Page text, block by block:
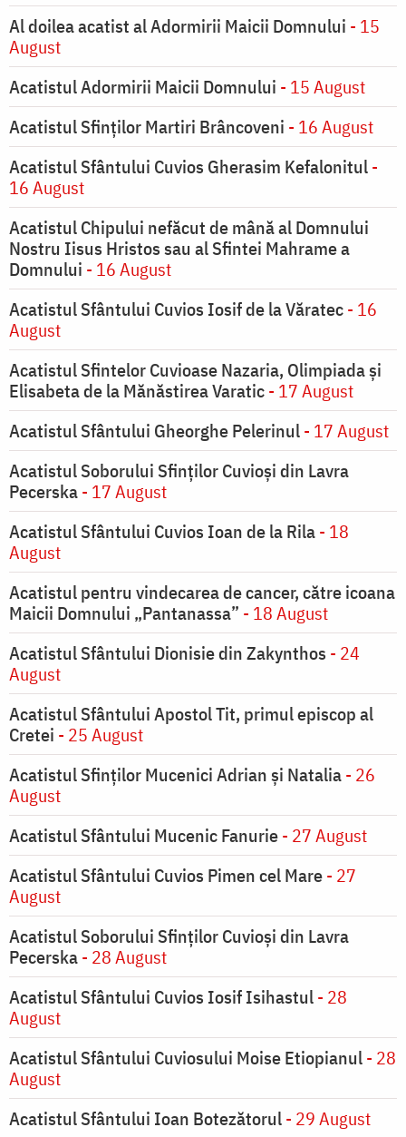
Al doilea acatist al Adormirii Maicii Domnului - 15
August
Acatistul Adormirii Maicii Domnului - 15 August
Acatistul Sfinților Martiri Brâncoveni - 16 August
Acatistul Sfântului Cuvios Gherasim Kefalonitul-
16 August
Acatistul Chipului nefăcut de mână al Domnului
Nostru Iisus Hristos sau al Sfintei Mahrame a
Domnului - 16 August
Acatistul Sfântului Cuvios Iosif de la Văratec- 16
August
Acatistul Sfintelor Cuvioase Nazaria, Olimpiada și
Elisabeta de la Mănăstirea Varatic- 17 August
Acatistul Sfântului Gheorghe Pelerinul- 17 August
Acatistul Soborului Sfinților Cuvioși din Lavra
Pecerska- 17 August
Acatistul Sfântului Cuvios Ioan de la Rila- 18
August
Acatistul pentru vindecarea de cancer, către icoana
Maicii Domnului „Pantanassa” - 18 August
Acatistul Sfântului Dionisie din Zakynthos - 24
August
Acatistul Sfântului Apostol Tit, primul episcop al
Cretei - 25 August
Acatistul Sfinților Mucenici Adrian și Natalia- 26
August
Acatistul Sfântului Mucenic Fanurie- 27 August
Acatistul Sfântului Cuvios Pimen cel Mare- 27
August
Acatistul Soborului Sfinților Cuvioși din Lavra
Pecerska- 28 August
Acatistul Sfântului Cuvios Iosif Isihastul- 28
August
Acatistul Sfântului Cuviosului Moise Etiopianul- 28
August
Acatistul Sfântului Ioan Botezătorul- 29 August